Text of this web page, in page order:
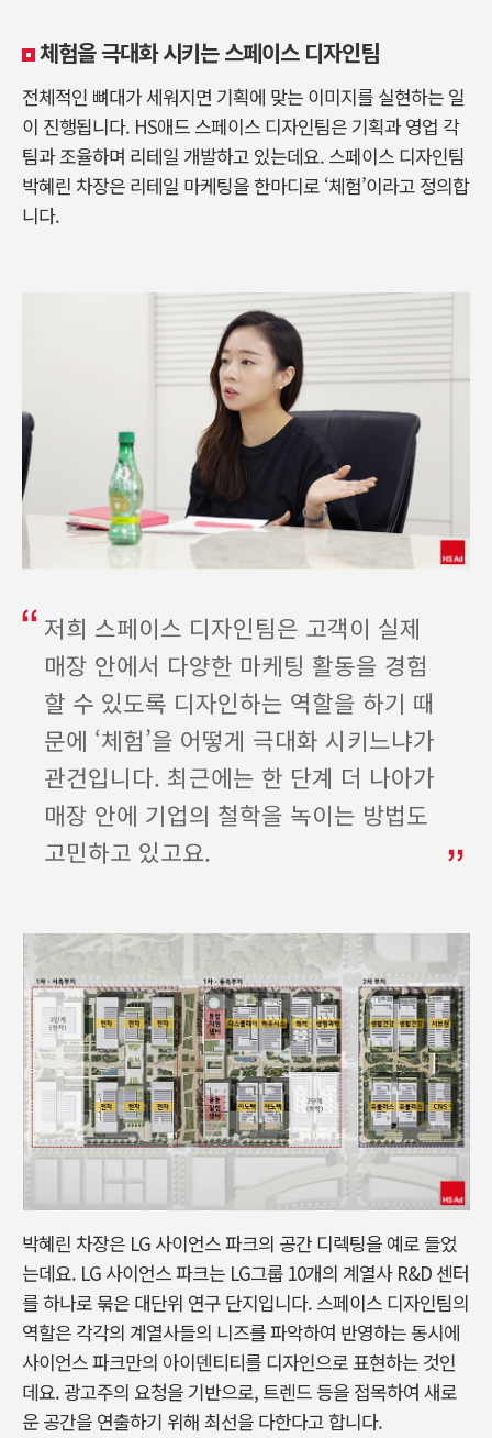
체험을 극대화 시키는 스페이스 디자인팀
전체적인 뼈대가 세워지면 기획에 맞는 이미지를 실현하는 일
이 진행됩니다. HS애드 스페이스 디자인팀은 기획과 영업 각
팀과 조율하며 리테일 개발하고 있는데요. 스페이스 디자인팀
박혜린 차장은 리테일 마케팅을 한마디로 ‘체험’이라고 정의합
니다.
저희 스페이스 디자인팀은 고객이 실제
매장 안에서 다양한 마케팅 활동을 경험
할 수 있도록 디자인하는 역할을 하기 때
문에 ‘체험’을 어떻게 극대화 시키느냐가
관건입니다. 최근에는 한 단계 더 나아가
매장 안에 기업의 철학을 녹이는 방법도
고민하고 있고요.
박혜린 차장은 LG 사이언스 파크의 공간 디렉팅을 예로 들었
는데요. LG 사이언스 파크는 LG그룹 10개의 계열사 R&D 센터
를 하나로 묶은 대단위 연구 단지입니다. 스페이스 디자인팀의
역할은 각각의 계열사들의 니즈를 파악하여 반영하는 동시에
사이언스 파크만의 아이덴티티를 디자인으로 표현하는 것인
데요. 광고주의 요청을 기반으로, 트렌드 등을 접목하여 새로
운 공간을 연출하기 위해 최선을 다한다고 합니다.